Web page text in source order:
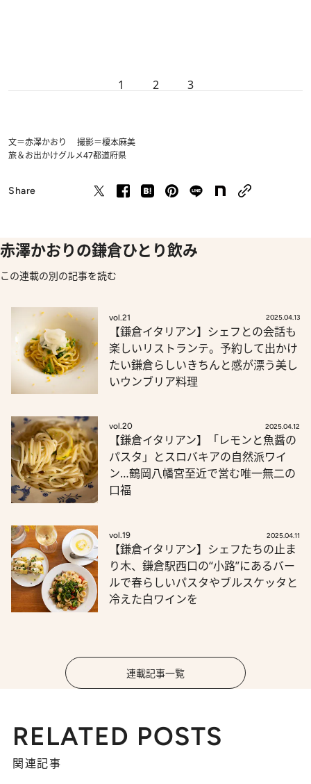
1 2 3
文＝赤澤かおり 撮影＝榎本麻美
旅＆お出かけグルメ47都道府県
Share
赤澤かおりの鎌倉ひとり飲み
この連載の別の記事を読む
vol.21 2025.04.13
【鎌倉イタリアン】シェフとの会話も
楽しいリストランテ。予約して出かけ
たい鎌倉らしいきちんと感が漂う美し
いウンブリア料理
vol.20 2025.04.12
【鎌倉イタリアン】「レモンと魚醤の
パスタ」とスロバキアの自然派ワイ
ン…鶴岡八幡宮至近で営む唯一無二の
口福
vol.19 2025.04.11
【鎌倉イタリアン】シェフたちの止ま
り木、鎌倉駅西口の“小路”にあるバー
ルで春らしいパスタやブルスケッタと
冷えた白ワインを
連載記事一覧
RELATED POSTS
関連記事